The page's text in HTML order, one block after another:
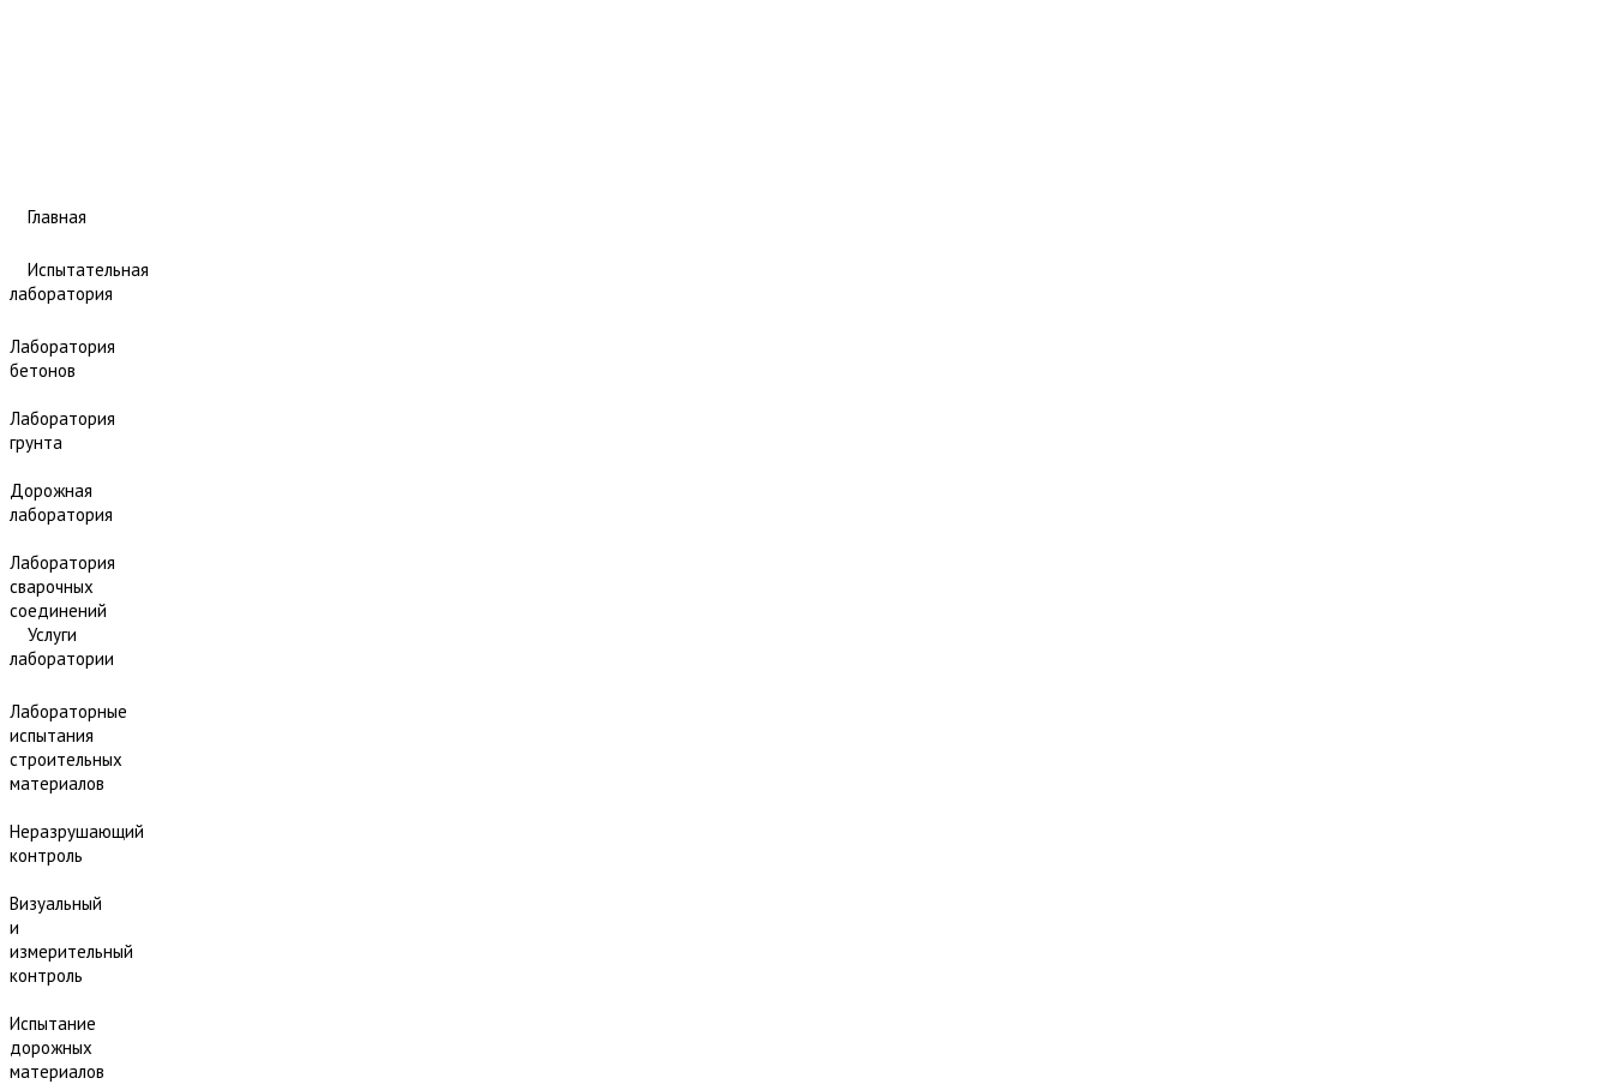
Главная
Испытательная
лаборатория
Лаборатория
бетонов
Лаборатория
грунта
Дорожная
лаборатория
Лаборатория
сварочных
соединений
Услуги
лаборатории
Лабораторные
испытания
строительных
материалов
Неразрушающий
контроль
Визуальный
и
измерительный
контроль
Испытание
дорожных
материалов